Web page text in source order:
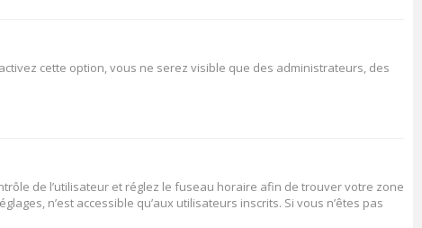
cette option, vous ne serez visible que des administrateurs, des
de l’utilisateur et réglez le fuseau horaire afin de trouver votre zone
n’est accessible qu’aux utilisateurs inscrits. Si vous n’êtes pas